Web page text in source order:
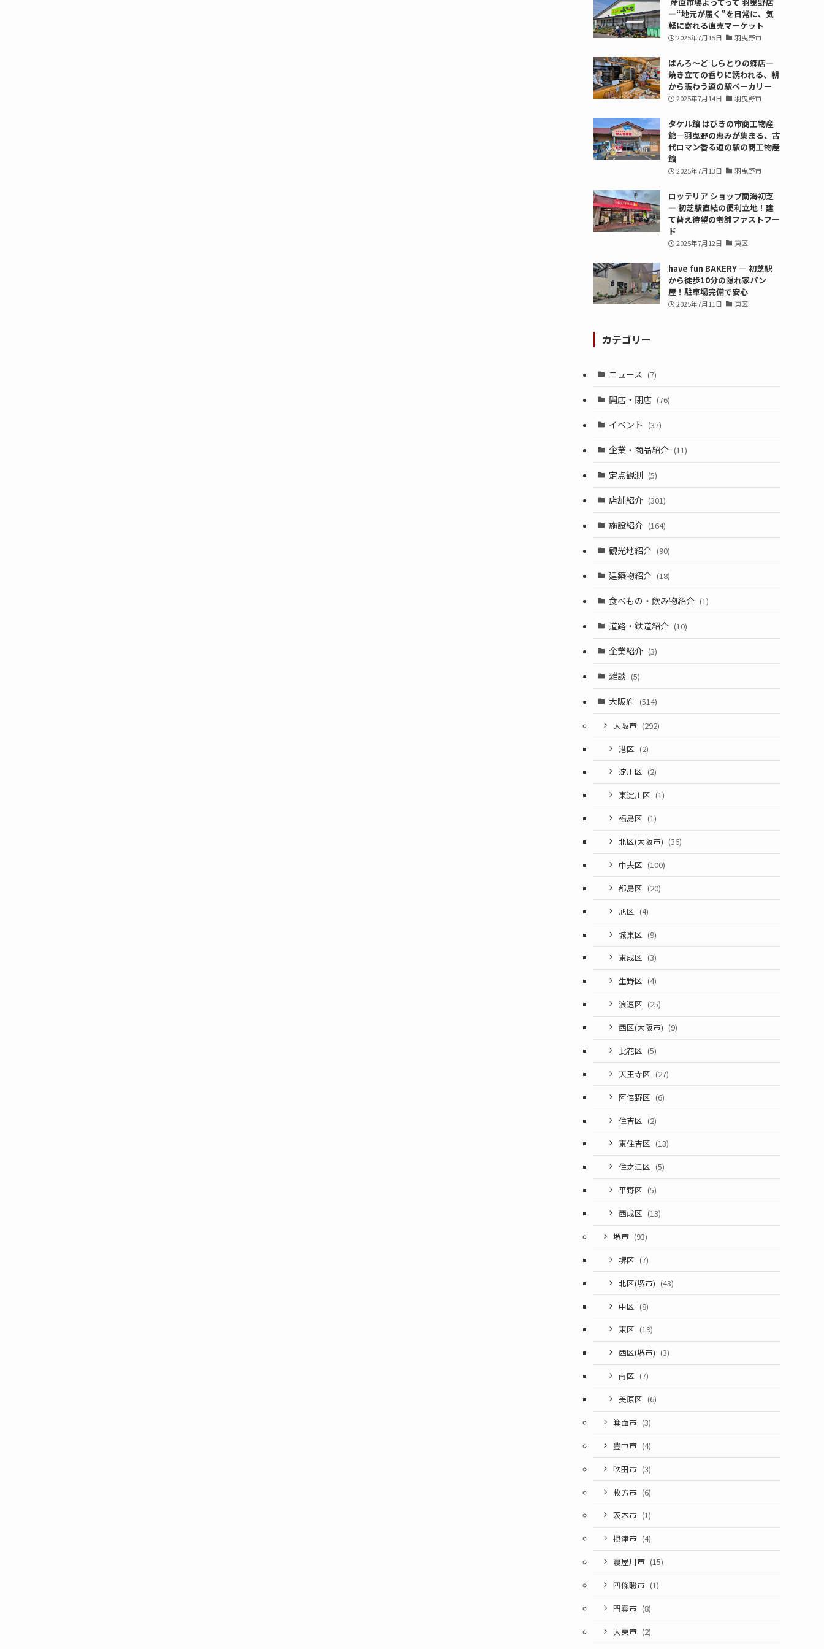
—“地元が届く”を日常に、気
軽に寄れる直売マーケット
2025年7月15日 羽曳野市
ぱんろ〜ど しらとりの郷店—
焼き立ての香りに誘われる、朝
から賑わう道の駅ベーカリー
2025年7月14日 羽曳野市
タケル館 はびきの市商工物産
館—羽曳野の恵みが集まる、古
代ロマン香る道の駅の商工物産
館
2025年7月13日 羽曳野市
ロッテリア ショップ南海初芝
— 初芝駅直結の便利立地！建
て替え待望の老舗ファストフー
ド
2025年7月12日 東区
have fun BAKERY — 初芝駅
から徒歩10分の隠れ家パン
屋！駐車場完備で安心
2025年7月11日 東区
カテゴリー
ニュース (7)
開店・閉店 (76)
イベント (37)
企業・商品紹介 (11)
定点観測 (5)
店舗紹介 (301)
施設紹介 (164)
観光地紹介 (90)
建築物紹介 (18)
食べもの・飲み物紹介 (1)
道路・鉄道紹介 (10)
企業紹介 (3)
雑談 (5)
大阪府 (514)
大阪市 (292)
港区 (2)
淀川区 (2)
東淀川区 (1)
福島区 (1)
北区(大阪市) (36)
中央区 (100)
都島区 (20)
旭区 (4)
城東区 (9)
東成区 (3)
生野区 (4)
浪速区 (25)
西区(大阪市) (9)
此花区 (5)
天王寺区 (27)
阿倍野区 (6)
住吉区 (2)
東住吉区 (13)
住之江区 (5)
平野区 (5)
西成区 (13)
堺市 (93)
堺区 (7)
北区(堺市) (43)
中区 (8)
東区 (19)
西区(堺市) (3)
南区 (7)
美原区 (6)
箕面市 (3)
豊中市 (4)
吹田市 (3)
枚方市 (6)
茨木市 (1)
摂津市 (4)
寝屋川市 (15)
四條畷市 (1)
門真市 (8)
大東市 (2)